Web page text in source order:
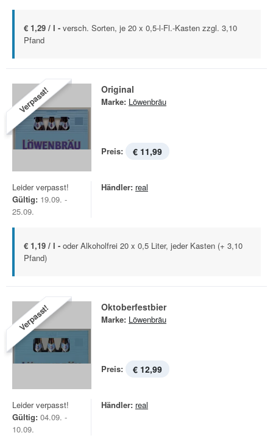
€ 1,29 / l - versch. Sorten, je 20 x 0,5-l-Fl.-Kasten zzgl. 3,10
Pfand
Verpasst! Original
Marke: Löwenbräu
Preis: € 11,99
Leider verpasst!
Gültig: 19.09. -
25.09.
Händler: real
€ 1,19 / l - oder Alkoholfrei 20 x 0,5 Liter, jeder Kasten (+ 3,10
Pfand)
Verpasst! Oktoberfestbier
Marke: Löwenbräu
Preis: € 12,99
Leider verpasst!
Gültig: 04.09. -
10.09.
Händler: real